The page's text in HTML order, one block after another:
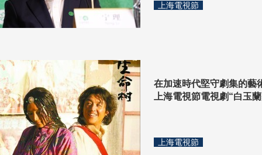
上海電視節
在加速時代堅守劇集的
上海電視節電視劇“白玉
上海電視節